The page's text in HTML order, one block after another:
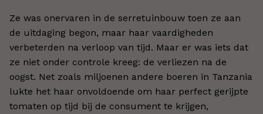
Ze was onervaren in de serretuinbouw toen ze aan
de uitdaging begon, maar haar vaardigheden
verbeterden na verloop van tijd. Maar er was iets dat
ze niet onder controle kreeg: de verliezen na de
oogst. Net zoals miljoenen andere boeren in Tanzania
lukte het haar onvoldoende om haar perfect gerijpte
tomaten op tijd bij de consument te krijgen,